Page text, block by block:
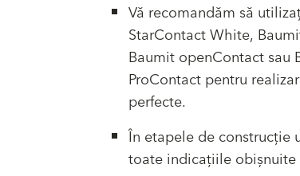
Vă recomandăm să
StarContact White,
Baumit openContact sau
ProContact pentru
perfecte.
În etapele de construcție
toate indicațiile obișnuite